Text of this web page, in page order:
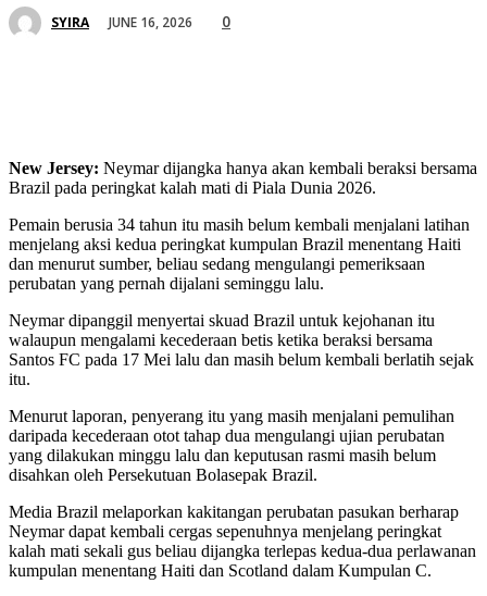
SYIRA JUNE 16, 2026 0
New Jersey: Neymar dijangka hanya akan kembali beraksi bersama
Brazil pada peringkat kalah mati di Piala Dunia 2026.
Pemain berusia 34 tahun itu masih belum kembali menjalani latihan
menjelang aksi kedua peringkat kumpulan Brazil menentang Haiti
dan menurut sumber, beliau sedang mengulangi pemeriksaan
perubatan yang pernah dijalani seminggu lalu.
Neymar dipanggil menyertai skuad Brazil untuk kejohanan itu
walaupun mengalami kecederaan betis ketika beraksi bersama
Santos FC pada 17 Mei lalu dan masih belum kembali berlatih sejak
itu.
Menurut laporan, penyerang itu yang masih menjalani pemulihan
daripada kecederaan otot tahap dua mengulangi ujian perubatan
yang dilakukan minggu lalu dan keputusan rasmi masih belum
disahkan oleh Persekutuan Bolasepak Brazil.
Media Brazil melaporkan kakitangan perubatan pasukan berharap
Neymar dapat kembali cergas sepenuhnya menjelang peringkat
kalah mati sekali gus beliau dijangka terlepas kedua-dua perlawanan
kumpulan menentang Haiti dan Scotland dalam Kumpulan C.